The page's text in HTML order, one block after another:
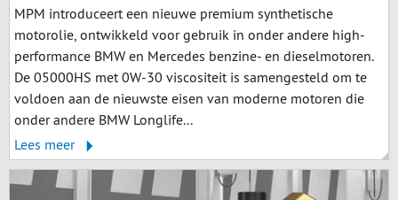
MPM introduceert een nieuwe premium synthetische
motorolie, ontwikkeld voor gebruik in onder andere high-
performance BMW en Mercedes benzine- en dieselmotoren.
De 05000HS met 0W-30 viscositeit is samengesteld om te
voldoen aan de nieuwste eisen van moderne motoren die
onder andere BMW Longlife...
Lees meer